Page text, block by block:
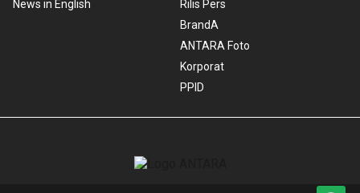
News in English
Rilis Pers
BrandA
ANTARA Foto
Korporat
PPID